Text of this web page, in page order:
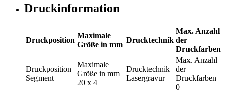
Druckinformation
Druckposition
Maximale
Größe in mm
Drucktechnik
Max. Anzahl
der
Druckfarben
Druckposition
Segment
Maximale
Größe in mm
20 x 4
Drucktechnik
Lasergravur
Max. Anzahl
der
Druckfarben
0